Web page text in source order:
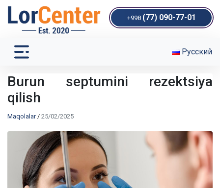
+998 (77) 090-77-01
Русский
Burun septumini rezektsiya
qilish
Maqolalar/ 25/02/2025